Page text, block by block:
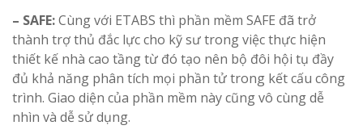
– SAFE:Cùng với ETABS thì phần mềm SAFE đã trở
thành trợ thủ đắc lực cho kỹ sư trong việc thực hiện
thiết kế nhà cao tầng từ đó tạo nên bộ đôi hội tụ đầy
đủ khả năng phân tích mọi phần tử trong kết cấu công
trình. Giao diện của phần mềm này cũng vô cùng dễ
nhìn và dễ sử dụng.